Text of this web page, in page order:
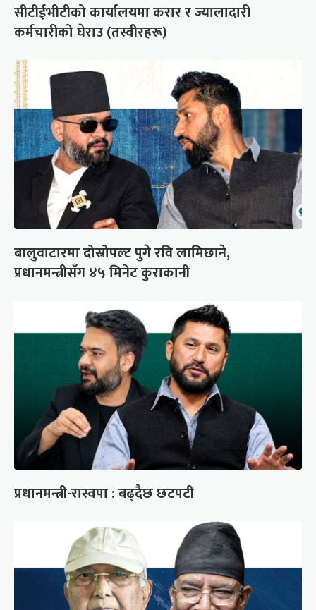
सीटीईभीटीको कार्यालयमा करार र ज्यालादारी
कर्मचारीको घेराउ (तस्वीरहरू)
बालुवाटारमा दोस्रोपल्ट पुगे रवि लामिछाने,
प्रधानमन्त्रीसँग ४५ मिनेट कुराकानी
प्रधानमन्त्री-रास्वपा : बढ्दैछ छटपटी